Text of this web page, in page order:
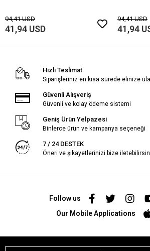
94,41 USD
41,94 USD
94,41 USD
41,94
Hızlı Teslimat
Siparişleriniz en kısa sürede elinize
Güvenli Alışveriş
Güvenli ve kolay ödeme sistemi
Geniş Ürün Yelpazesi
Binlerce ürün ve kampanya seçeneği
7 / 24 DESTEK
Öneri ve şikayetlerinizi bize
Follow us
Our Mobile Applications